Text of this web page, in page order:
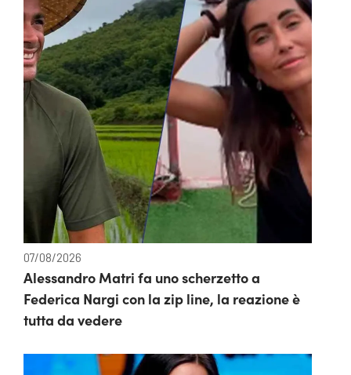
07/08/2026
Alessandro Matri fa uno scherzetto a
Federica Nargi con la zip line, la reazione è
tutta da vedere